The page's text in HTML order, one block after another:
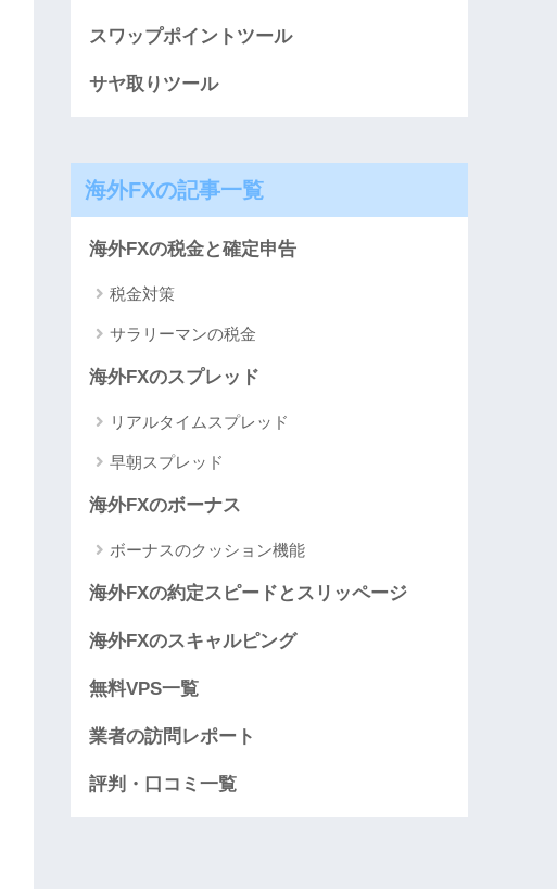
スワップポイントツール
サヤ取りツール
海外FXの記事一覧
海外FXの税金と確定申告
税金対策
サラリーマンの税金
海外FXのスプレッド
リアルタイムスプレッド
早朝スプレッド
海外FXのボーナス
ボーナスのクッション機能
海外FXの約定スピードとスリッページ
海外FXのスキャルピング
無料VPS一覧
業者の訪問レポート
評判・口コミ一覧